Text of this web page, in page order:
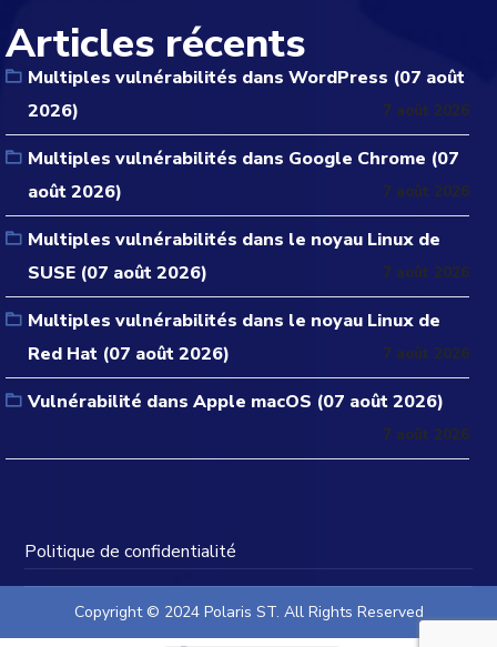
Articles récents
Multiples vulnérabilités dans WordPress (07 août
2026)
7 août 2026
Multiples vulnérabilités dans Google Chrome (07
août 2026)
7 août 2026
Multiples vulnérabilités dans le noyau Linux de
SUSE (07 août 2026)
7 août 2026
Multiples vulnérabilités dans le noyau Linux de
Red Hat (07 août 2026)
7 août 2026
Vulnérabilité dans Apple macOS (07 août 2026)
7 août 2026
Politique de confidentialité
Copyright © 2024 Polaris ST. All Rights Reserved